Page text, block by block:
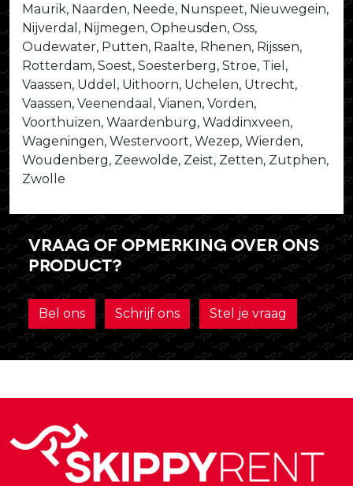
Maurik, Naarden, Neede, Nunspeet, Nieuwegein,
Nijverdal, Nijmegen, Opheusden, Oss,
Oudewater, Putten, Raalte, Rhenen, Rijssen,
Rotterdam, Soest, Soesterberg, Stroe, Tiel,
Vaassen, Uddel, Uithoorn, Uchelen, Utrecht,
Vaassen, Veenendaal, Vianen, Vorden,
Voorthuizen, Waardenburg, Waddinxveen,
Wageningen, Westervoort, Wezep, Wierden,
Woudenberg, Zeewolde, Zeist, Zetten, Zutphen,
Zwolle
Vraag of opmerking over ons
product?
Bel ons Schrijf ons Stel je vraag